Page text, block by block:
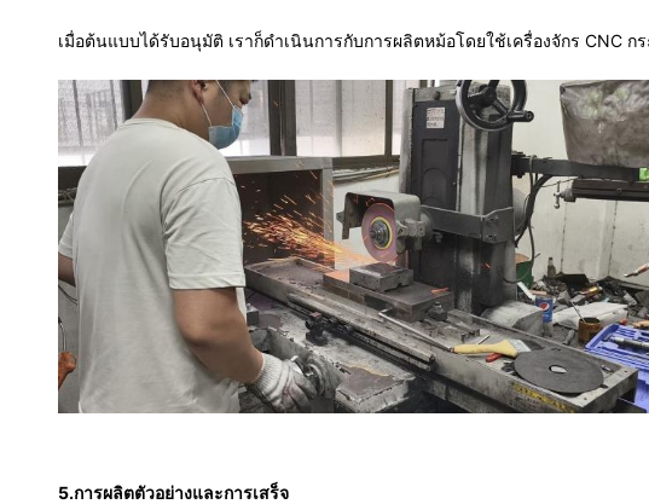
เมื่อต้นแบบได้รับอนุมัติ เราก็ดําเนินการกับการผลิตหม้อโดยใช้เครื่องจักร CNC
5.การผลิตตัวอย่างและการเสร็จ